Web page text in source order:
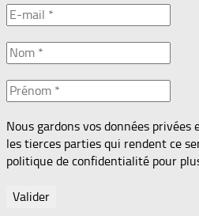
Nous gardons vos données privées
les tierces parties qui rendent ce
politique de confidentialité pour